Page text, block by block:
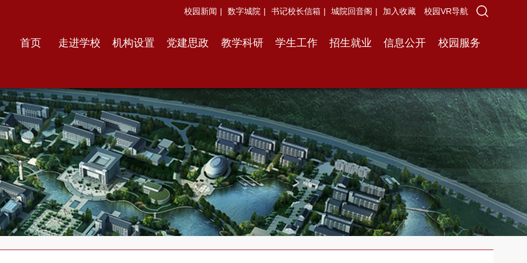
校园新闻 | 数字城院 | 书记校长信箱 | 城院回音阁 | 加入收藏 校园VR导航
首页 走进学校 机构设置 党建思政 教学科研 学生工作 招生就业 信息公开 校园服务